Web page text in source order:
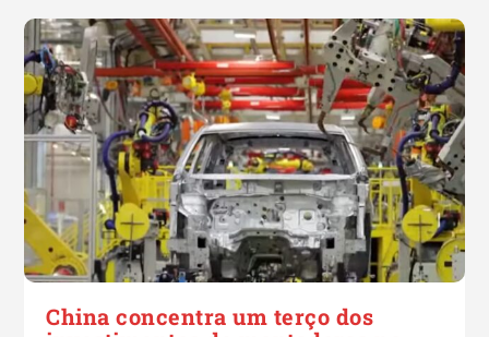
China concentra um terço dos